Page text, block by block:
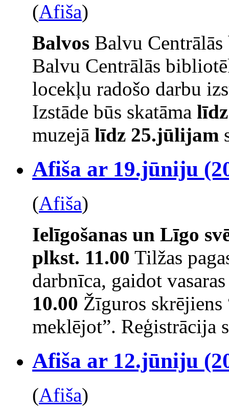
(Afiša)
Balvos Balvu Centrālās
Balvu Centrālās
locekļu radošo darbu
Izstāde būs skatāma
muzejā līdz 25.jūlijam
Afiša ar 19.jūniju
(Afiša)
Ielīgošanas un Līgo
plkst. 11.00 Tilžas
darbnīca, gaidot
10.00 Žīguros skrējiens
meklējot”. Reģistrācija
Afiša ar 12.jūniju
(Afiša)